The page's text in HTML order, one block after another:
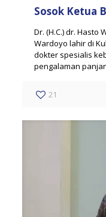
Sosok Ketua
Dr. (H.C.) dr. Hasto
Wardoyo lahir di
dokter spesialis
pengalaman
21